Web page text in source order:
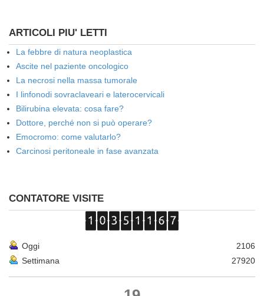
ARTICOLI PIU' LETTI
La febbre di natura neoplastica
Ascite nel paziente oncologico
La necrosi nella massa tumorale
I linfonodi sovraclaveari e laterocervicali
Bilirubina elevata: cosa fare?
Dottore, perché non si può operare?
Emocromo: come valutarlo?
Carcinosi peritoneale in fase avanzata
CONTATORE VISITE
Oggi
2106
Settimana
27920